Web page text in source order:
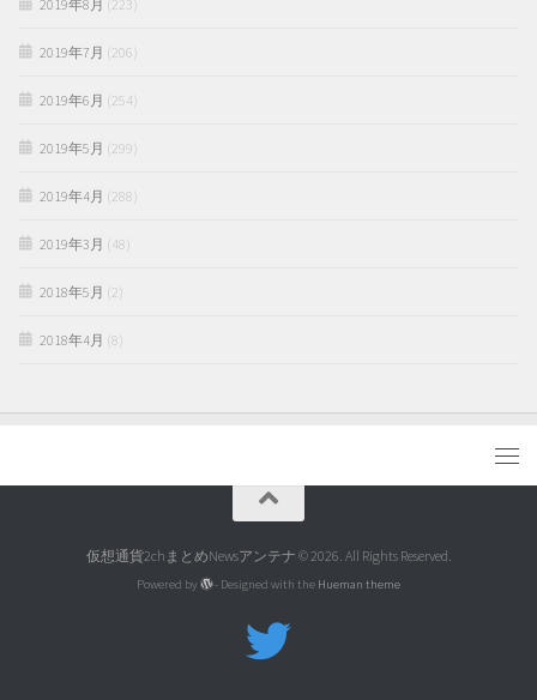
2019年8月 (223)
2019年7月 (206)
2019年6月 (254)
2019年5月 (299)
2019年4月 (288)
2019年3月 (48)
2018年5月 (2)
2018年4月 (8)
仮想通貨2chまとめNewsアンテナ © 2026. All Rights Reserved.
Powered by - Designed with the Hueman theme